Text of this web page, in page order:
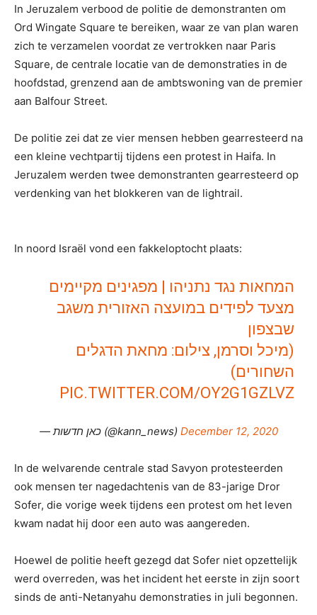
In Jeruzalem verbood de politie de demonstranten om
Ord Wingate Square te bereiken, waar ze van plan waren
zich te verzamelen voordat ze vertrokken naar Paris
Square, de centrale locatie van de demonstraties in de
hoofdstad, grenzend aan de ambtswoning van de premier
aan Balfour Street.
De politie zei dat ze vier mensen hebben gearresteerd na
een kleine vechtpartij tijdens een protest in Haifa. In
Jeruzalem werden twee demonstranten gearresteerd op
verdenking van het blokkeren van de lightrail.
In noord Israël vond een fakkeloptocht plaats:
המחאות נגד נתניהו | מפגינים מקיימים
מצעד לפידים במועצה האזורית משגב
שבצפון
(מיכל וסרמן, צילום: מחאת הדגלים
השחורים)
PIC.TWITTER.COM/OY2G1GZLVZ
— כאן חדשות (@kann_news) December 12, 2020
In de welvarende centrale stad Savyon protesteerden
ook mensen ter nagedachtenis van de 83-jarige Dror
Sofer, die vorige week tijdens een protest om het leven
kwam nadat hij door een auto was aangereden.
Hoewel de politie heeft gezegd dat Sofer niet opzettelijk
werd overreden, was het incident het eerste in zijn soort
sinds de anti-Netanyahu demonstraties in juli begonnen.